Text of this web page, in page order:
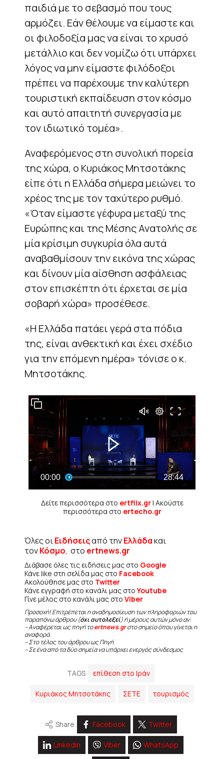
παιδιά με το σεβασμό που τους
αρμόζει. Εάν θέλουμε να είμαστε και
οι φιλοδοξία μας να είναι το χρυσό
μετάλλιο και δεν νομίζω ότι υπάρχει
λόγος να μην είμαστε φιλόδοξοι
πρέπει να παρέχουμε την καλύτερη
τουριστική εκπαίδευση στον κόσμο
και αυτό απαιτητή συνεργασία με
τον ιδιωτικό τομέα».
Αναφερόμενος στη συνολική πορεία
της χώρα, ο Κυριάκος Μητσοτάκης
είπε ότι η Ελλάδα σήμερα μειώνει το
χρέος της με τον ταχύτερο ρυθμό.
«Όταν είμαστε γέφυρα μεταξύ της
Ευρώπης και της Μέσης Ανατολής σε
μία κρίσιμη συγκυρία όλα αυτά
αναβαθμίσουν την εικόνα της χώρας
και δίνουν μία αίσθηση ασφάλειας
στον επισκέπτη ότι έρχεται σε μία
σοβαρή χώρα» προσέθεσε.
«Η Ελλάδα πατάει γερά στα πόδια
της, είναι ανθεκτική και έχει σχέδιο
για την επόμενη ημέρα» τόνισε ο κ.
Μητσοτάκης.
Δείτε περισσότερα στο ertflix.gr| Ακούστε
περισσότερα στο ertecho.gr
Όλες οιΕιδήσειςαπό τηνΕλλάδακαι
τονΚόσμο, στο ertnews.gr
Διάβασε όλες τις ειδήσεις μας στο Google
Κάνε like στη σελίδα μας στο Facebook
Ακολούθησε μας στο Twitter
Κάνε εγγραφή στο κανάλι μας στοYoutube
Γίνε μέλος στο κανάλι μας στο Viber
Προσοχή! Επιτρέπεται η αναδημοσίευση των πληροφοριών του
παραπάνω άρθρου (όχι αυτολεξεί) ή μέρους αυτών μόνο αν:
– Αναφέρεται ως πηγή τοertnews.grστο σημείο όπου γίνεται η
αναφορά.
– Στο τέλος του άρθρου ως Πηγή
– Σε ένα από τα δύο σημεία να υπάρχει ενεργός σύνδεσμος
TAGS επίθεση στο Ιράν
Κυριάκος Μητσοτάκης ΣΕΤΕ τουρισμός
Share Facebook Twitter
Linkedin Viber WhatsApp